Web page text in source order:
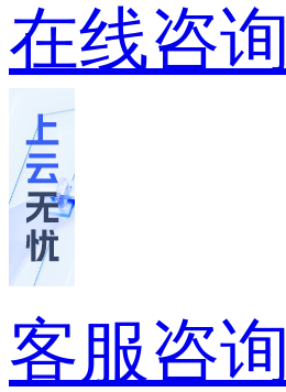
在线咨询
客服咨询